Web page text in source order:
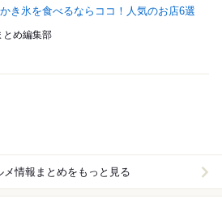
き氷を食べるならココ！人気のお店6選
とめ編集部
メ情報まとめをもっと見る